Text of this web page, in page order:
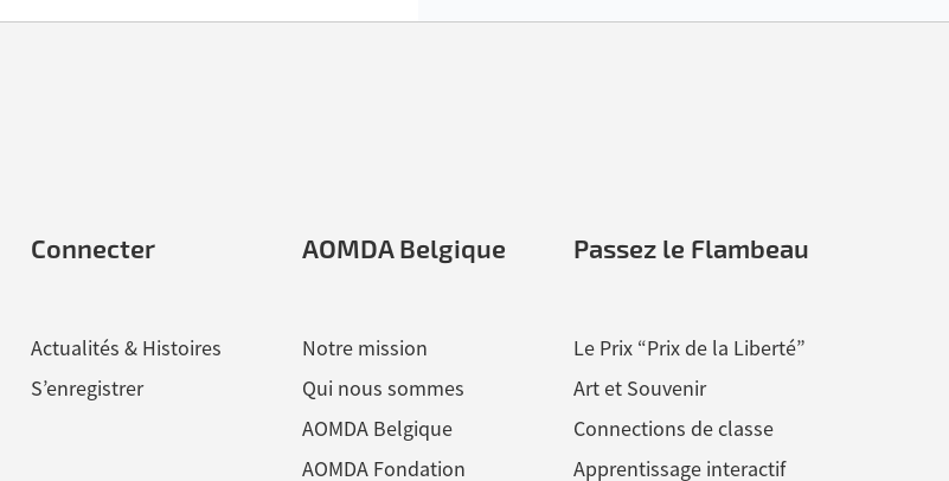
Connecter
Actualités & Histoires
S’enregistrer
AOMDA Belgique
Notre mission
Qui nous sommes
AOMDA Belgique
AOMDA Fondation
Passez le Flambeau
Le Prix “Prix de la Liberté”
Art et Souvenir
Connections de classe
Apprentissage interactif